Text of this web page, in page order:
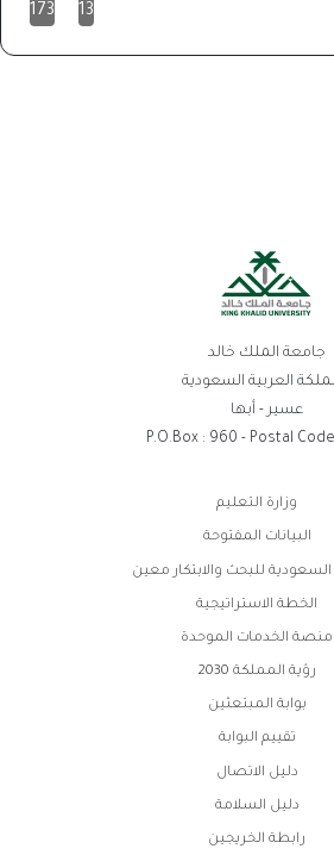
13
173
جامعة الملك خالد
العربية السعودية
عسير - أبها
P.O.Box : 960 - Postal
وزارة التعليم
البيانات المفتوحة
للبحث والابتكار معين
الخطة الاستراتيجية
منصة الخدمات الموحدة
رؤية المملكة 2030
بوابة المبتعثين
تقييم البوابة
دليل الاتصال
دليل السلامة
رابطة الخريجين